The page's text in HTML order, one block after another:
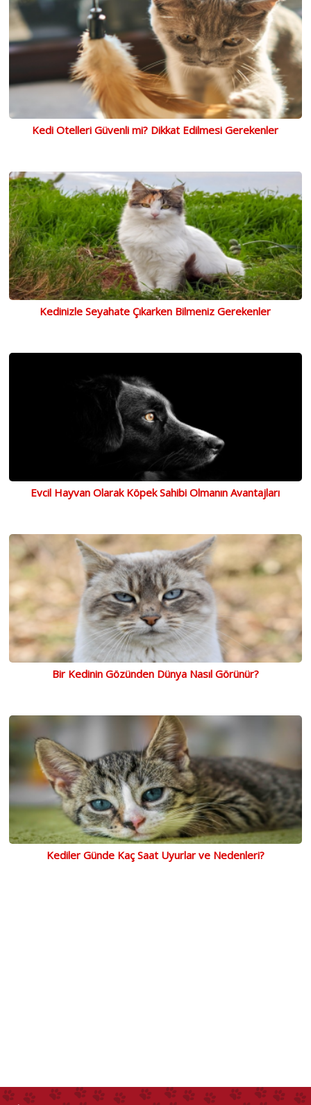
Kedi Otelleri Güvenli mi? Dikkat Edilmesi Gerekenler
Kedinizle Seyahate Çıkarken Bilmeniz Gerekenler
Evcil Hayvan Olarak Köpek Sahibi Olmanın Avantajları
Bir Kedinin Gözünden Dünya Nasıl Görünür?
Kediler Günde Kaç Saat Uyurlar ve Nedenleri?